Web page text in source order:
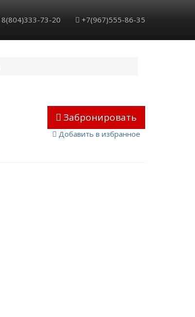
8(804)333-73-20 +7(967)555-86-35
Забронировать
Добавить в избранное